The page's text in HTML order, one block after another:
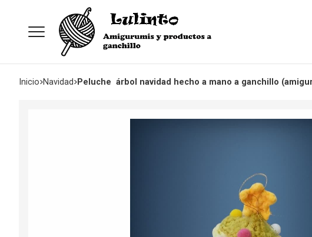
Inicio navidad Peluche árbol navidad hecho a mano a ganchillo